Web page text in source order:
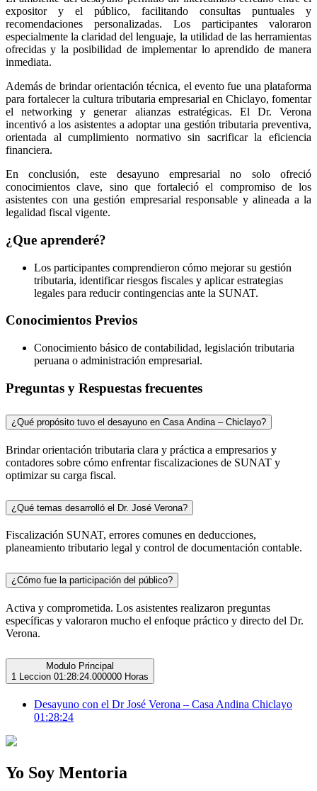
expositor y el público, facilitando consultas puntuales y
recomendaciones personalizadas. Los participantes valoraron
especialmente la claridad del lenguaje, la utilidad de las herramientas
ofrecidas y la posibilidad de implementar lo aprendido de manera
inmediata.
Además de brindar orientación técnica, el evento fue una plataforma
para fortalecer la cultura tributaria empresarial en Chiclayo, fomentar
el networking y generar alianzas estratégicas. El Dr. Verona
incentivó a los asistentes a adoptar una gestión tributaria preventiva,
orientada al cumplimiento normativo sin sacrificar la eficiencia
financiera.
En conclusión, este desayuno empresarial no solo ofreció
conocimientos clave, sino que fortaleció el compromiso de los
asistentes con una gestión empresarial responsable y alineada a la
legalidad fiscal vigente.
¿Que aprenderé?
Los participantes comprendieron cómo mejorar su gestión
tributaria, identificar riesgos fiscales y aplicar estrategias
legales para reducir contingencias ante la SUNAT.
Conocimientos Previos
Conocimiento básico de contabilidad, legislación tributaria
peruana o administración empresarial.
Preguntas y Respuestas frecuentes
¿Qué propósito tuvo el desayuno en Casa Andina – Chiclayo?
Brindar orientación tributaria clara y práctica a empresarios y
contadores sobre cómo enfrentar fiscalizaciones de SUNAT y
optimizar su carga fiscal.
¿Qué temas desarrolló el Dr. José Verona?
Fiscalización SUNAT, errores comunes en deducciones,
planeamiento tributario legal y control de documentación contable.
¿Cómo fue la participación del público?
Activa y comprometida. Los asistentes realizaron preguntas
específicas y valoraron mucho el enfoque práctico y directo del Dr.
Verona.
Modulo Principal
1 Leccion 01:28:24.000000 Horas
Desayuno con el Dr José Verona – Casa Andina Chiclayo
01:28:24
Yo Soy Mentoria